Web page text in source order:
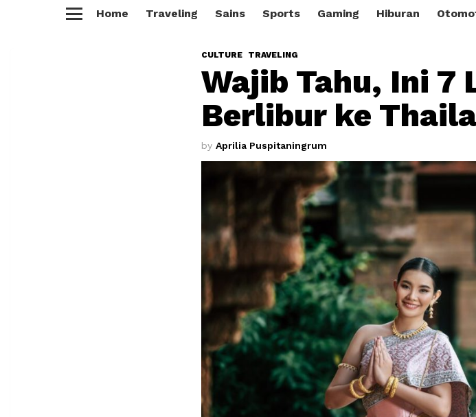
Home Traveling Sains Sports Gaming Hiburan
CULTURE TRAVELING
Wajib Tahu, Ini 7
Berlibur ke
by Aprilia Puspitaningrum